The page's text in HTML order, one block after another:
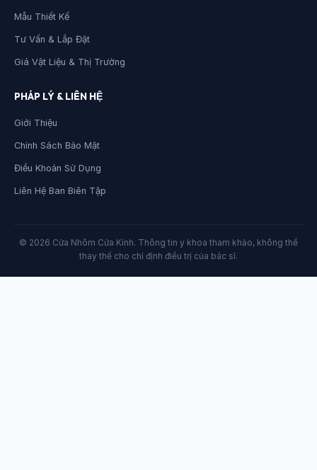
Mẫu Thiết Kế
Tư Vấn & Lắp Đặt
Giá Vật Liệu & Thị Trường
PHÁP LÝ & LIÊN HỆ
Giới Thiệu
Chính Sách Bảo Mật
Điều Khoản Sử Dụng
Liên Hệ Ban Biên Tập
© 2026 Cửa Nhôm Cửa Kính. Thông tin y khoa tham khảo, không thể
thay thế cho chỉ định điều trị của bác sĩ.